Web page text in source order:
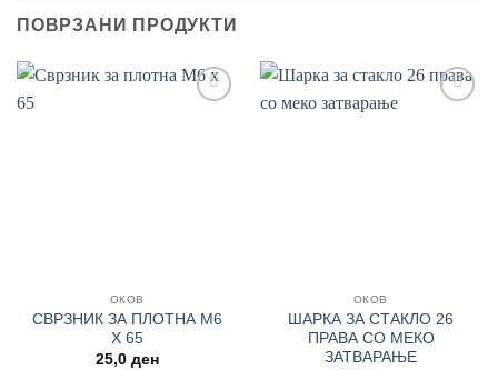
ПОВРЗАНИ ПРОДУКТИ
ОКОВ
СВРЗНИК ЗА ПЛОТНА М6
Х 65
25,0 ден
ОКОВ
ШАРКА ЗА СТАКЛО 26
ПРАВА СО МЕКО
ЗАТВАРАЊЕ